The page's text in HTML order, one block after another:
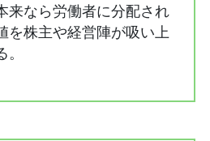
来なら労働者に分配され
を株主や経営陣が吸い上